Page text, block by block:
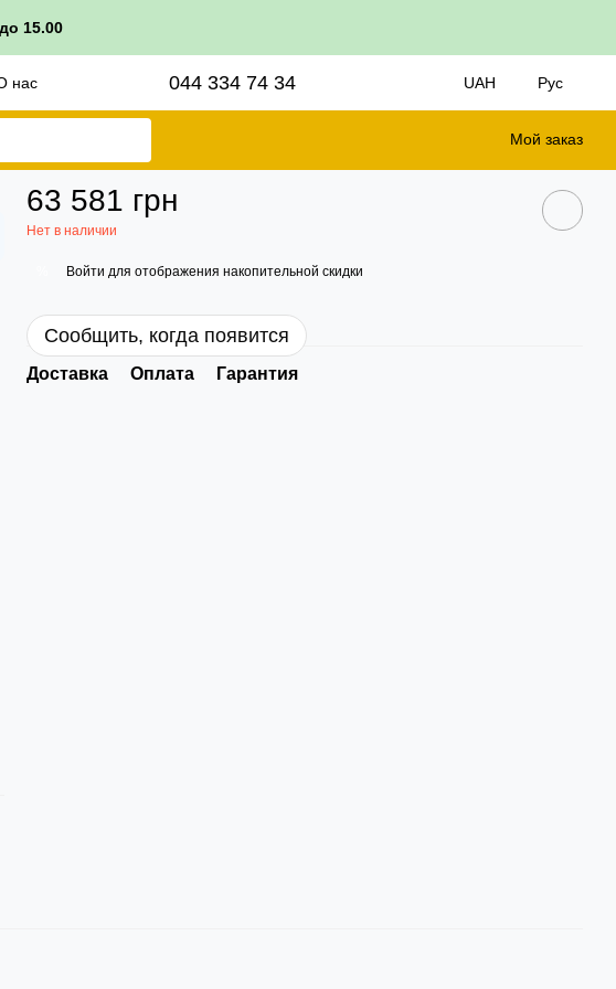
15.00
нас
044 334 74 34 UAH Рус
Мой заказ
63 581 грн
Нет в наличии
Войти для отображения накопительной скидки
Сообщить, когда появится
Доставка Оплата Гарантия